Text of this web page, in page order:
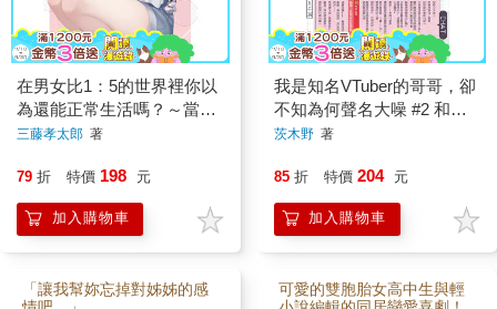
在男女比1：5的世界裡你以
為還能正常生活嗎？～當感
情濃烈的女孩們被無自覺男
三藤孝太郎 著
79 折 特價 198 元
加入購物車
我是知名VTuber的哥哥，卻
不知為何聲名大噪 #2 和妹
妹一起接了工商 (首刷附錄
茨木野著
85 折 特價 204 元
加入購物車
「讓我幫妳忘掉對姊姊的感
可愛的雙胞胎女高中生與輕